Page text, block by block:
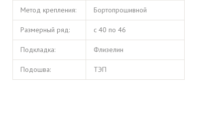
Метод крепления: Бортопрошивной
Размерный ряд: с 40 по 46
Подкладка: Флизелин
Подошва: ТЭП